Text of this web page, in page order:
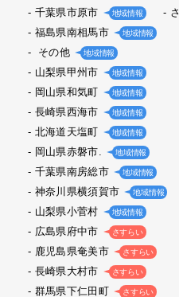
千葉県市原市 地域情報
福島県南相馬市 地域情報
その他 地域情報
山梨県甲州市 地域情報
岡山県和気町 地域情報
長崎県西海市 地域情報
北海道天塩町 地域情報
岡山県赤磐市. 地域情報
千葉県南房総市 地域情報
神奈川県横須賀市 地域情報
山梨県小菅村 地域情報
広島県府中市 さすらい
鹿児島県奄美市 さすらい
長崎県大村市 さすらい
群馬県下仁田町 さすらい